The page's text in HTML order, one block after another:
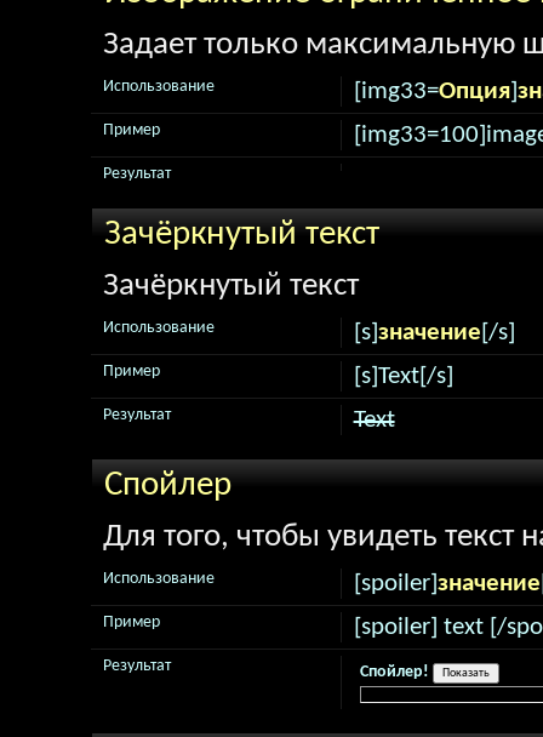
Задает только максимальную
[img33=Опция]
Использование
Пример
Результат
Зачёркнутый текст
Зачёркнутый текст
[s]значение[/s]
Использование
[s]Text[/s]
Пример
Text
Результат
Спойлер
Для того, чтобы увидеть текст
[spoiler]значение
Использование
[spoiler] text [/
Пример
Спойлер!
Результат